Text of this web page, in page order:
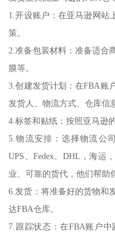
1.开设账户：在亚马逊网站
策。
2.准备包装材料：准备适合
膜等。
3.创建发货计划：在FBA账
发货人、物流方式、仓库信
4.标签和贴纸：按照亚马逊
5.物流安排：选择物流公
UPS、Fedex、DHL，海运
业、可靠的货代，他们帮助
6.发货：将准备好的货物和
达FBA仓库。
7.跟踪状态：在FBA账户